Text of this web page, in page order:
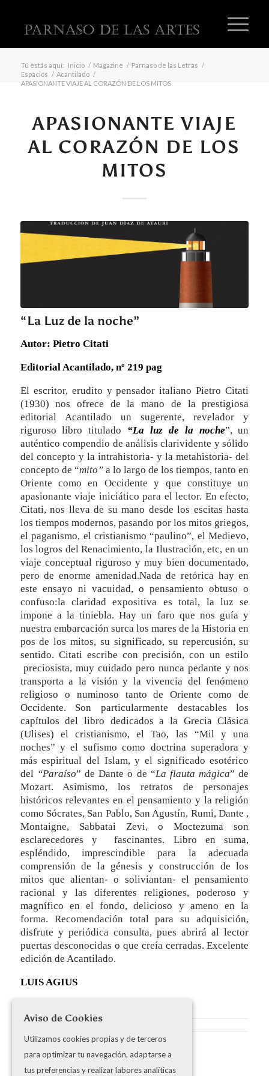
Tú estás aquí: Inicio / Magazine / Parnaso de las Letras /
Espacios / Acantilado /
APASIONANTE VIAJE AL CORAZÓN DE LOS MITOS
APASIONANTE VIAJE
AL CORAZÓN DE LOS
MITOS
“La Luz de la noche”
Autor: Pietro Citati
Editorial Acantilado, nº 219 pag
El escritor, erudito y pensador italiano Pietro Citati
(1930) nos ofrece de la mano de la prestigiosa
editorial Acantilado un sugerente, revelador y
riguroso libro titulado “La luz de la noche”, un
auténtico compendio de análisis clarividente y sólido
del concepto y la intrahistoria- y la metahistoria- del
concepto de “mito”a lo largo de los tiempos, tanto en
Oriente como en Occidente y que constituye un
apasionante viaje iniciático para el lector. En efecto,
Citati, nos lleva de su mano desde los escitas hasta
los tiempos modernos, pasando por los mitos griegos,
el paganismo, el cristianismo “paulino”, el Medievo,
los logros del Renacimiento, la Ilustración, etc, en un
viaje conceptual riguroso y muy bien documentado,
pero de enorme amenidad.Nada de retórica hay en
este ensayo ni vacuidad, o pensamiento obtuso o
confuso:la claridad expositiva es total, la luz se
impone a la tiniebla. Hay un faro que nos guía y
nuestra embarcación surca los mares de la Historia en
pos de los mitos, su significado, su repercusión, su
sentido. Citati escribe con precisión, con un estilo
preciosista, muy cuidado pero nunca pedante y nos
transporta a la visión y la vivencia del fenómeno
religioso o numinoso tanto de Oriente como de
Occidente. Son particularmente destacables los
capítulos del libro dedicados a la Grecia Clásica
(Ulises) el cristianismo, el Tao, las “Mil y una
noches” y el sufismo como doctrina superadora y
más espiritual del Islam, y el significado esotérico
del “Paraíso” de Dante o de “La flauta mágica” de
Mozart. Asimismo, los retratos de personajes
históricos relevantes en el pensamiento y la religión
como Sócrates, San Pablo, San Agustín, Rumi, Dante ,
Montaigne, Sabbatai Zevi, o Moctezuma son
esclarecedores y fascinantes. Libro en suma,
espléndido, imprescindible para la adecuada
comprensión de la génesis y construcción de los
mitos que alientan- o soliviantan- el pensamiento
racional y las diferentes religiones, poderoso y
magnífico en el fondo, delicioso y ameno en la
forma. Recomendación total para su adquisición,
disfrute y periódica consulta, pues abrirá al lector
puertas desconocidas o que creía cerradas. Excelente
edición de Acantilado.
LUIS AGIUS
Share this entry
Aviso de Cookies
Utilizamos cookies propias y de terceros
para optimizar tu navegación, adaptarse a
tus preferencias y realizar labores analíticas